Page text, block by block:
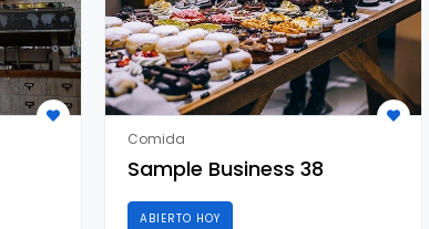
Comida
Sample Business 38
ABIERTO HOY